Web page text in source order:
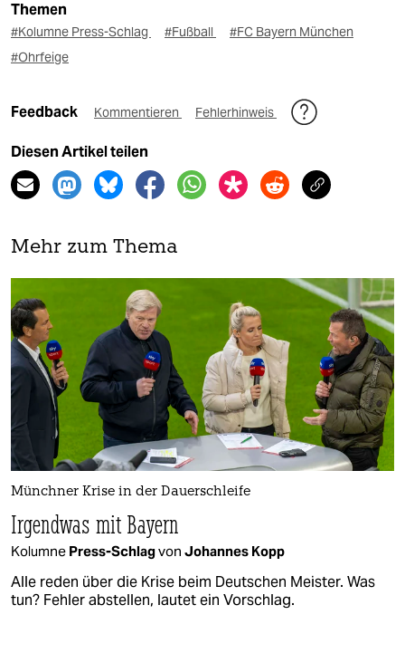
Themen
#Kolumne Press-Schlag #Fußball
#FC Bayern München
#Ohrfeige
Feedback Kommentieren Fehlerhinweis
Diesen Artikel teilen
Mehr zum Thema
Münchner Krise in der Dauerschleife
Irgendwas mit Bayern
Kolumne Press-Schlagvon Johannes Kopp
Alle reden über die Krise beim Deutschen Meister. Was
tun? Fehler abstellen, lautet ein Vorschlag.